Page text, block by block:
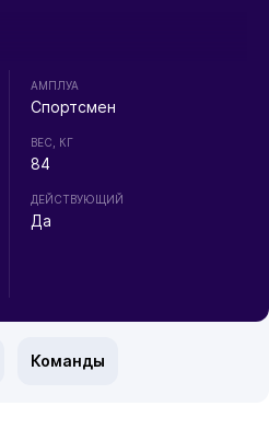
АМПЛУА
Спортсмен
ВЕС, КГ
84
ДЕЙСТВУЮЩИЙ
Да
Команды